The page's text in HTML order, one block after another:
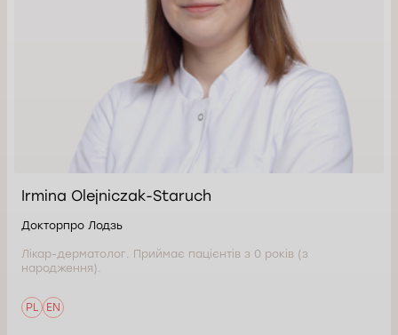
Irmina Olejniczak-Staruch
Докторпро Лодзь
Лікар-дерматолог. Приймає пацієнтів з 0 років (з
народження).
PL EN